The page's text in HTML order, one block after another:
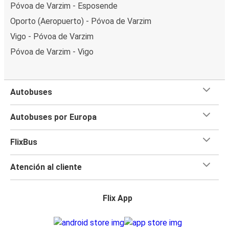
Póvoa de Varzim - Esposende
Oporto (Aeropuerto) - Póvoa de Varzim
Vigo - Póvoa de Varzim
Póvoa de Varzim - Vigo
Autobuses
Autobuses por Europa
FlixBus
Atención al cliente
Flix App